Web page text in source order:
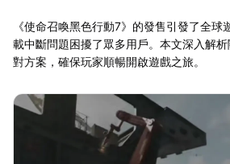
《使命召喚黑色行動7》的發售引發了全
載中斷問題困擾了眾多用戶。本文深入解
對方案，確保玩家順暢開啟遊戲之旅。